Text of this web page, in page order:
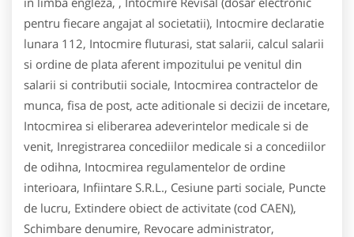
pentru fiecare angajat al societatii), Intocmire declaratie
lunara 112, Intocmire fluturasi, stat salarii, calcul salarii
si ordine de plata aferent impozitului pe venitul din
salarii si contributii sociale, Intocmirea contractelor de
munca, fisa de post, acte aditionale si decizii de incetare,
Intocmirea si eliberarea adeverintelor medicale si de
venit, Inregistrarea concediilor medicale si a concediilor
de odihna, Intocmirea regulamentelor de ordine
interioara, Infiintare S.R.L., Cesiune parti sociale, Puncte
de lucru, Extindere obiect de activitate (cod CAEN),
Schimbare denumire, Revocare administrator,